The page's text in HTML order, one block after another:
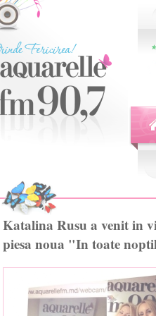
Katalina Rusu a venit in
piesa noua "In toate